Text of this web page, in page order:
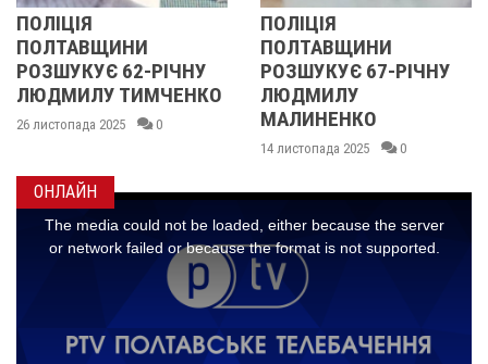
62-РІЧНУ
ТИМЧЕНКО
2025 0
ПОЛТАВЩИНИ
РОЗШУКУЄ 67-РІЧНУ
ЛЮДМИЛУ
МАЛИНЕНКО
14 листопада 2025 0
ОНЛАЙН